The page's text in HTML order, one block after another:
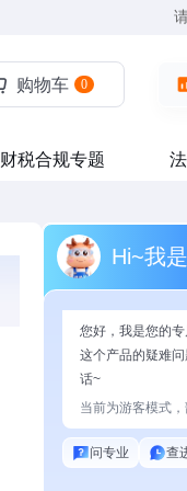
购物车 0
财税合规专题
Hi~我
您好，我是您的
这个产品的疑难
话~
当前为游客模式
问专业 查